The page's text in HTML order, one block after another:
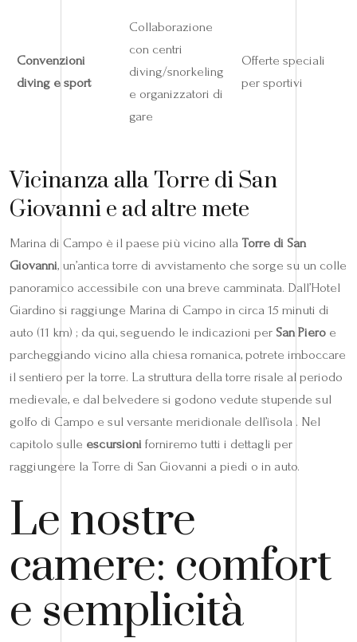
Convenzioni
diving e sport
Collaborazione
con centri
diving/snorkeling
e organizzatori di
gare
Offerte speciali
per sportivi
Vicinanza alla Torre di San
Giovanni e ad altre mete
Marina di Campo è il paese più vicino alla Torre di San
Giovanni, un’antica torre di avvistamento che sorge su un colle
panoramico accessibile con una breve camminata. Dall’Hotel
Giardino si raggiunge Marina di Campo in circa 15 minuti di
auto (11 km) ; da qui, seguendo le indicazioni per San Piero e
parcheggiando vicino alla chiesa romanica, potrete imboccare
il sentiero per la torre. La struttura della torre risale al periodo
medievale, e dal belvedere si godono vedute stupende sul
golfo di Campo e sul versante meridionale dell’isola . Nel
capitolo sulle escursioni forniremo tutti i dettagli per
raggiungere la Torre di San Giovanni a piedi o in auto.
Le nostre
camere: comfort
e semplicità